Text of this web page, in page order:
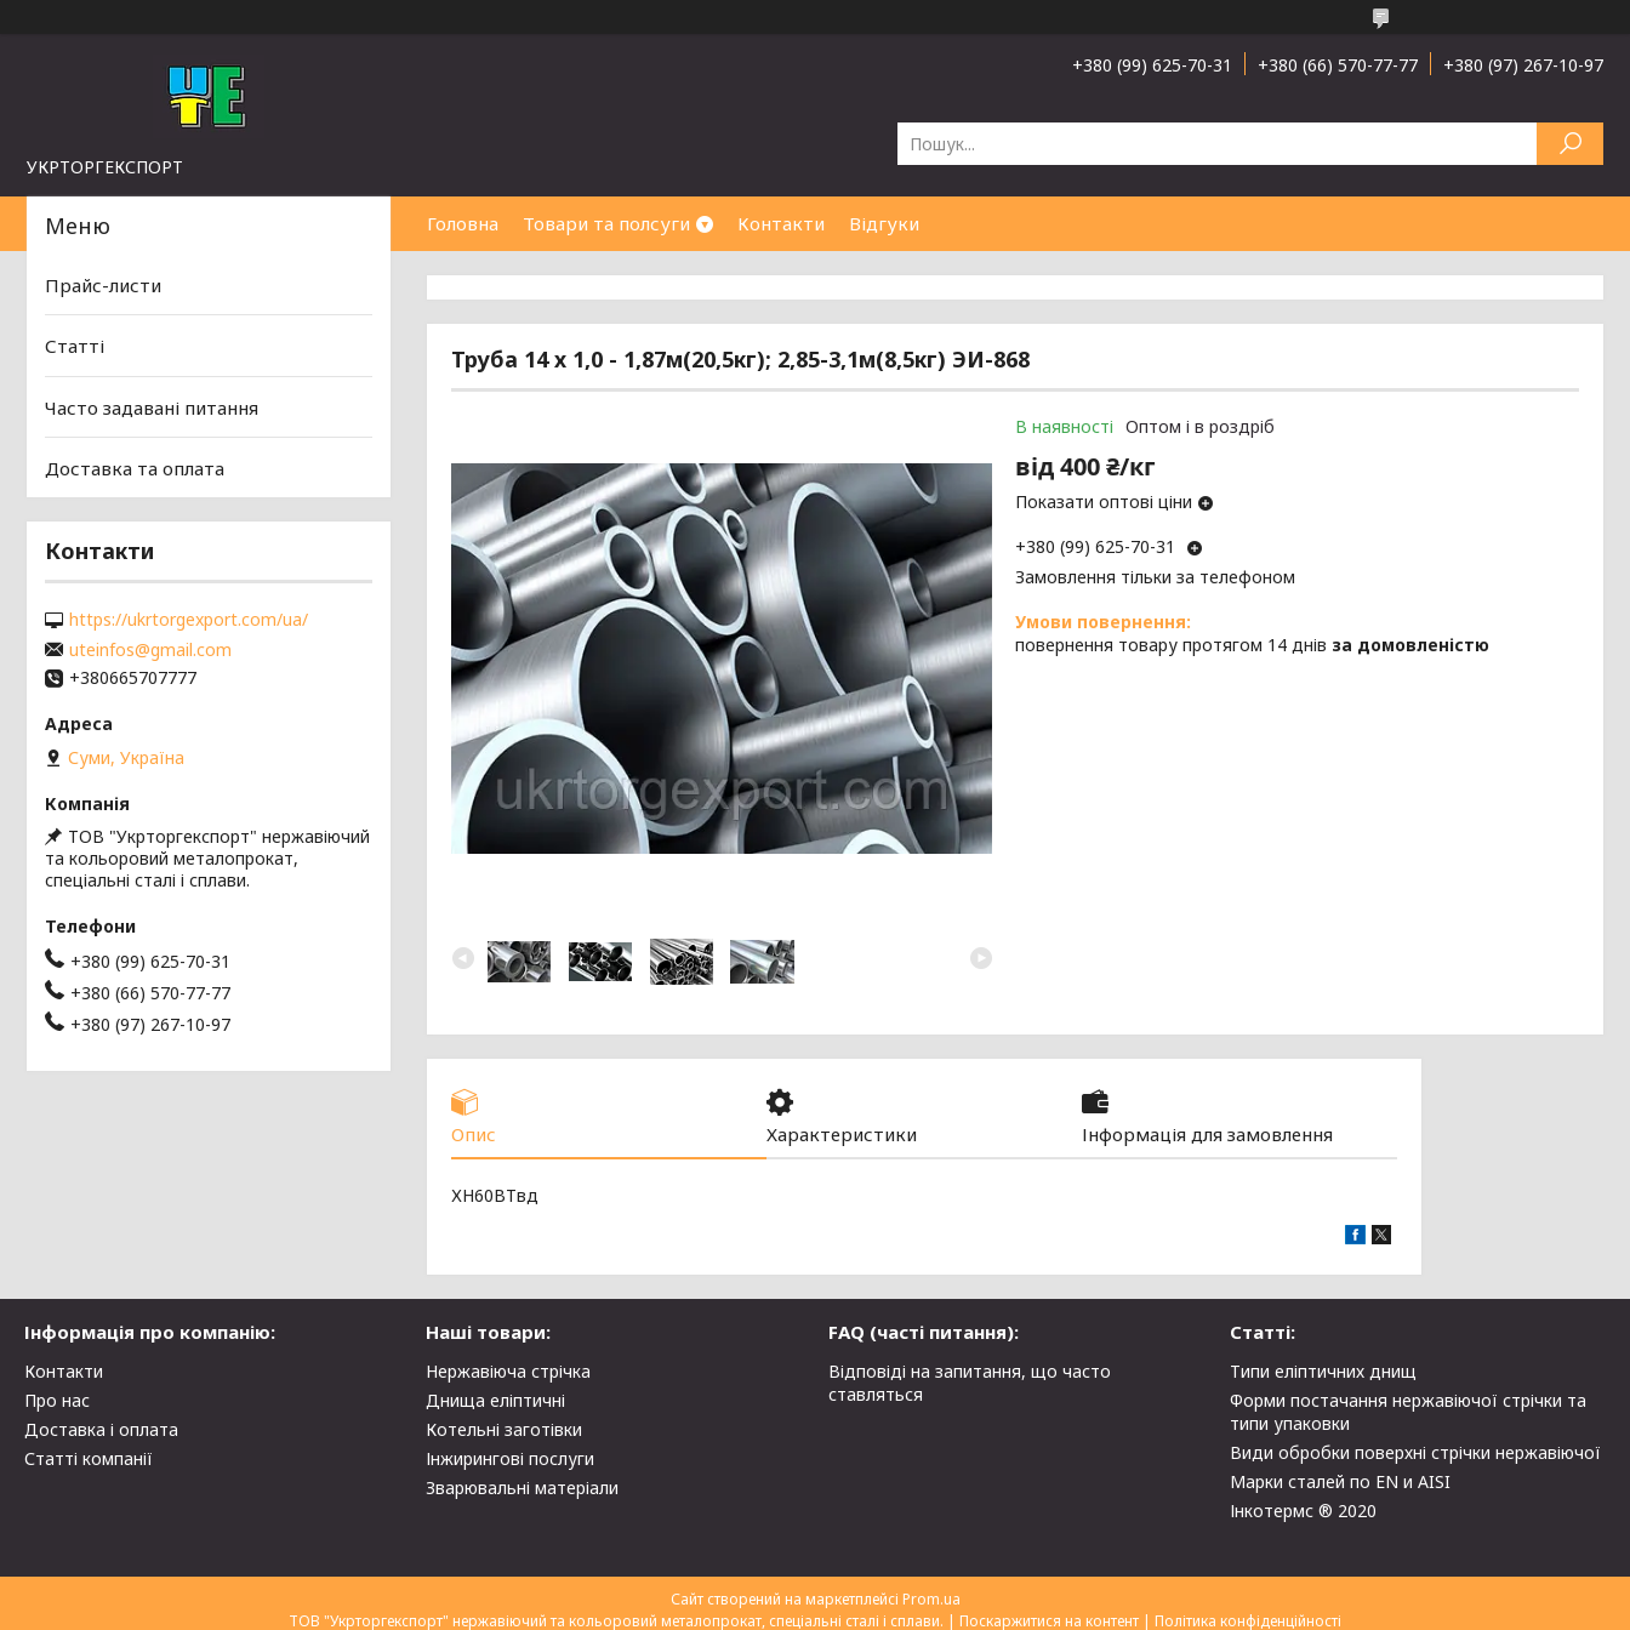
УКРТОРГЕКСПОРТ
+380 (99) 625-70-31 +380 (66) 570-77-77 +380 (97) 267-10-97
Головна Товари та полсуги Контакти Відгуки
Труба 14 х 1,0 - 1,87м(20,5кг); 2,85-3,1м(8,5кг) ЭИ-868
В наявності Оптом і в роздріб
від400 ₴/кг
Показати оптові ціни
+380 (99) 625-70-31
Замовлення тільки за телефоном
повернення товару протягом 14 днів за домовленістю
Опис Характеристики Інформація для замовлення
ХН60ВТвд
Прайс-листи
Статті
Часто задавані питання
Доставка та оплата
Контакти
https://ukrtorgexport.com/ua/
uteinfos@gmail.com
+380665707777
Суми, Україна
ТОВ "Укрторгекспорт" нержавіючий
та кольоровий металопрокат,
спеціальні сталі і сплави.
+380 (99) 625-70-31
+380 (66) 570-77-77
+380 (97) 267-10-97
Інформація про компанію:
Контакти
Про нас
Доставка і оплата
Статті компанії
Наші товари:
Нержавіюча стрічка
Днища еліптичні
Котельні заготівки
Інжирингові послуги
Зварювальні матеріали
FAQ (часті питання):
Відповіді на запитання, що часто
ставляться
Статті:
Типи еліптичних днищ
Форми постачання нержавіючої стрічки та
типи упаковки
Види обробки поверхні стрічки нержавіючої
Марки сталей по EN и AISI
Інкотермс ® 2020
Сайт створений на маркетплейсі Prom.ua
ТОВ "Укрторгекспорт" нержавіючий та кольоровий металопрокат, спеціальні сталі і сплави. | Поскаржитися на контент | Політика конфіденційності